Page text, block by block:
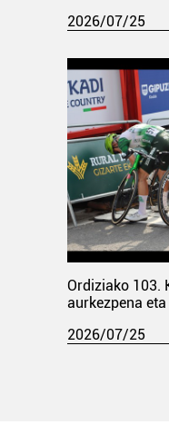
2026/07/25
Ordiziako 103.
aurkezpena
2026/07/25